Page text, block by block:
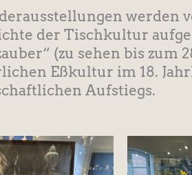
werden
der Tischkultur
(zu sehen bis zum
Eßkultur im 18.
Aufstiegs.